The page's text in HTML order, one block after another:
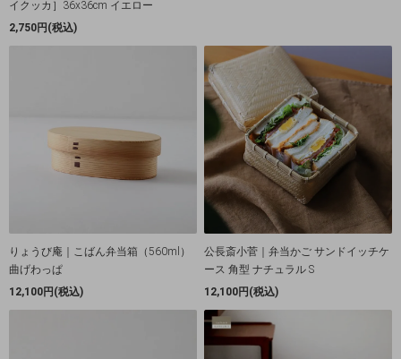
イクッカ］36x36cm イエロー
2,750円(税込)
りょうび庵｜こばん弁当箱（560ml）
曲げわっぱ
12,100円(税込)
公長斎小菅｜弁当かご サンドイッチケ
ース 角型 ナチュラル S
12,100円(税込)